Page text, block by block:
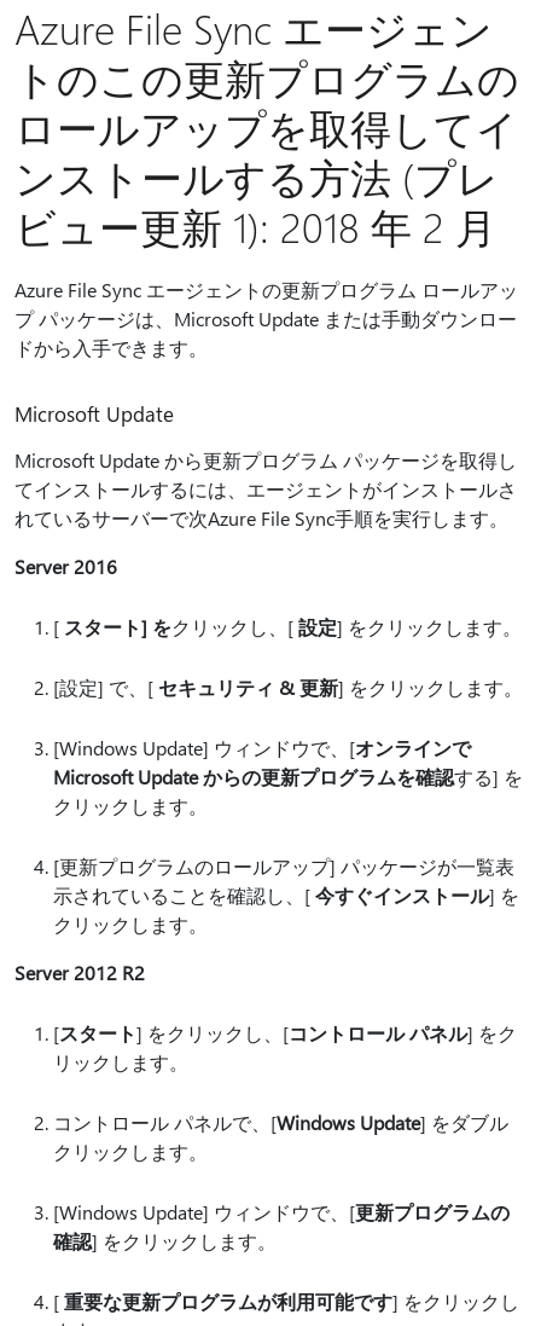
Azure File Sync エージェン
トのこの更新プログラムの
ロールアップを取得してイ
ンストールする方法 (プレ
ビュー更新 1): 2018 年 2 月
Azure File Sync エージェントの更新プログラム ロールアッ
プ パッケージは、Microsoft Update または手動ダウンロー
ドから入手できます。
Microsoft Update
Microsoft Update から更新プログラム パッケージを取得し
てインストールするには、エージェントがインストールさ
れているサーバーで次Azure File Sync手順を実行します。
Server 2016
[ スタート] をクリックし、[設定] をクリックします。
[設定] で、[ セキュリティ & 更新] をクリックします。
[Windows Update] ウィンドウで、[オンラインで
Microsoft Update からの更新プログラムを確認する] を
クリックします。
[更新プログラムのロールアップ] パッケージが一覧表
示されていることを確認し、[今すぐインストール] を
クリックします。
Server 2012 R2
[スタート] をクリックし、[コントロール パネル] をク
リックします。
コントロール パネルで、[Windows Update] をダブル
クリックします。
[Windows Update] ウィンドウで、[更新プログラムの
確認] をクリックします。
[重要な更新プログラムが利用可能です] をクリックし